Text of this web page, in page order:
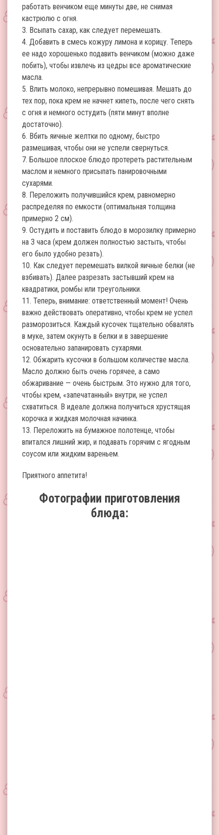
работать венчиком еще минуты две, не снимая
кастрюлю с огня.
3. Всыпать сахар, как следует перемешать.
4. Добавить в смесь кожуру лимона и корицу. Теперь
ее надо хорошенько подавить венчиком (можно даже
побить), чтобы извлечь из цедры все ароматические
масла.
5. Влить молоко, непрерывно помешивая. Мешать до
тех пор, пока крем не начнет кипеть, после чего снять
с огня и немного остудить (пяти минут вполне
достаточно).
6. Вбить яичные желтки по одному, быстро
размешивая, чтобы они не успели свернуться.
7. Большое плоское блюдо протереть растительным
маслом и немного присыпать панировочными
сухарями.
8. Переложить получившийся крем, равномерно
распределяя по емкости (оптимальная толщина
примерно 2 см).
9. Остудить и поставить блюдо в морозилку примерно
на 3 часа (крем должен полностью застыть, чтобы
его было удобно резать).
10. Как следует перемешать вилкой яичные белки (не
взбивать). Далее разрезать застывший крем на
квадратики, ромбы или треугольники.
11. Теперь, внимание: ответственный момент! Очень
важно действовать оперативно, чтобы крем не успел
разморозиться. Каждый кусочек тщательно обвалять
в муке, затем окунуть в белки и в завершение
основательно запанировать сухарями.
12. Обжарить кусочки в большом количестве масла.
Масло должно быть очень горячее, а само
обжаривание — очень быстрым. Это нужно для того,
чтобы крем, «запечатанный» внутри, не успел
схватиться. В идеале должна получиться хрустящая
корочка и жидкая молочная начинка.
13. Переложить на бумажное полотенце, чтобы
впитался лишний жир, и подавать горячим с ягодным
соусом или жидким вареньем.
Приятного аппетита!
Фотографии приготовления
блюда: